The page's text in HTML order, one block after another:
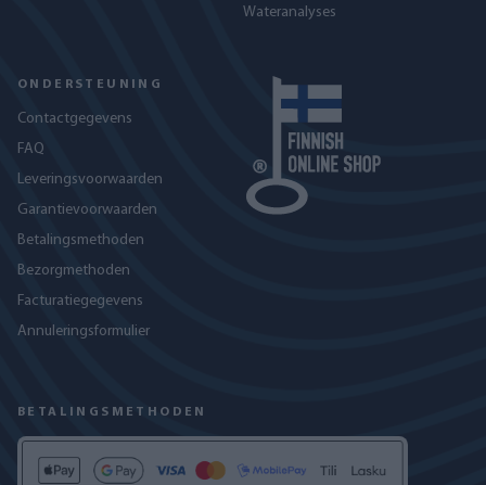
Wateranalyses
ONDERSTEUNING
Contactgegevens
FAQ
Leveringsvoorwaarden
Garantievoorwaarden
Betalingsmethoden
Bezorgmethoden
Facturatiegegevens
Annuleringsformulier
BETALINGSMETHODEN